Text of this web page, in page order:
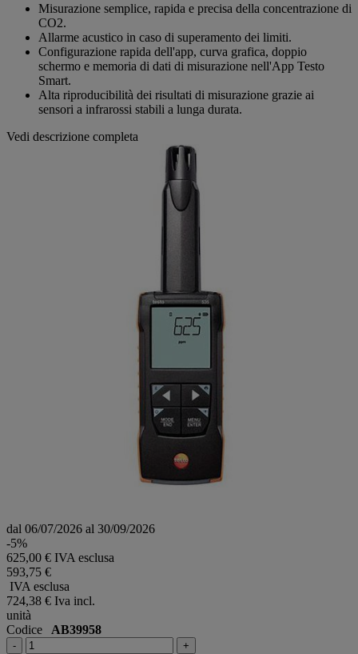
pagina.
Misurazione semplice, rapida e precisa della concentrazione di
CO2.
Allarme acustico in caso di superamento dei limiti.
Configurazione rapida dell'app, curva grafica, doppio
schermo e memoria di dati di misurazione nell'App Testo
Smart.
Alta riproducibilità dei risultati di misurazione grazie ai
sensori a infrarossi stabili a lunga durata.
Vedi descrizione completa
dal 06/07/2026 al 30/09/2026
-5%
625,00 € IVA esclusa
593,75 €
IVA esclusa
724,38 € Iva incl.
unità
Codice AB39958
- +